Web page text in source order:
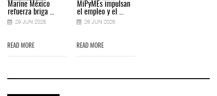
Marine México
refuerza briga ...
29 JUN 2026
READ MORE
MiPyMEs impulsan
el empleo y el ...
26 JUN 2026
READ MORE